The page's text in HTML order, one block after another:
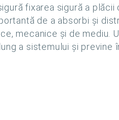
fixarea sigură a plăcii
de a absorbi și
mecanice și de mediu.
a sistemului și previne